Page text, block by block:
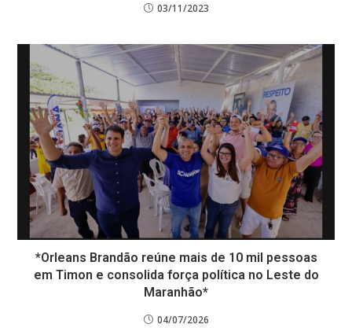
03/11/2023
*Orleans Brandão reúne mais de 10 mil pessoas
em Timon e consolida força política no Leste do
Maranhão*
04/07/2026